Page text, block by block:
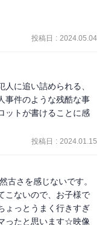
このキャロリン・キー
いて興味を持ったので
気少女探偵シリーズの
学らしい。
んだと思うけど、その
てこちらを手に取るき
、なおかつ外国人の
たが、筋書きはシン
良いな・・・」と思う
でいて安心感がある。
か。
投稿日 : 2024.05.04
に追い詰められる、
事件のような残酷な事
ットが書けることに感
投稿日 : 2024.01.15
古さを感じないです。
こないので、お子様で
ょっとうまく行きすぎ
ったと思います☆映像